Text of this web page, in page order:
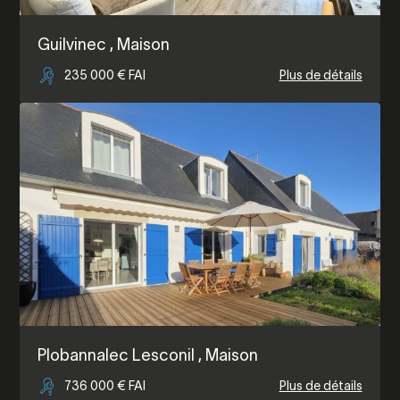
Guilvinec , Maison
235 000 € FAI Plus de détails
Plobannalec Lesconil , Maison
736 000 € FAI Plus de détails